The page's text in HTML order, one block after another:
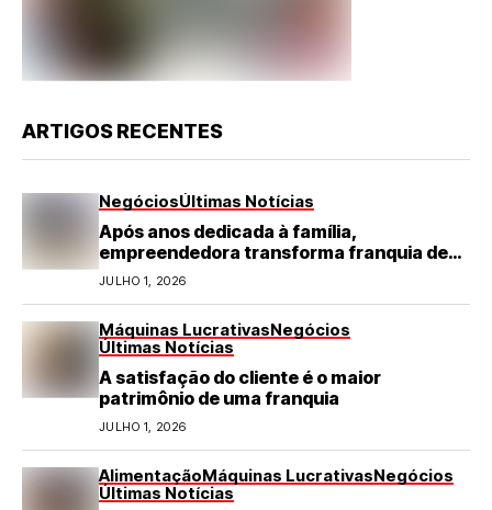
ARTIGOS RECENTES
NegóciosÚltimas Notícias
Após anos dedicada à família,
empreendedora transforma franquia de
turismo em negócio de destaque no RN
JULHO 1, 2026
Máquinas LucrativasNegócios
Últimas Notícias
A satisfação do cliente é o maior
patrimônio de uma franquia
JULHO 1, 2026
AlimentaçãoMáquinas LucrativasNegócios
Últimas Notícias